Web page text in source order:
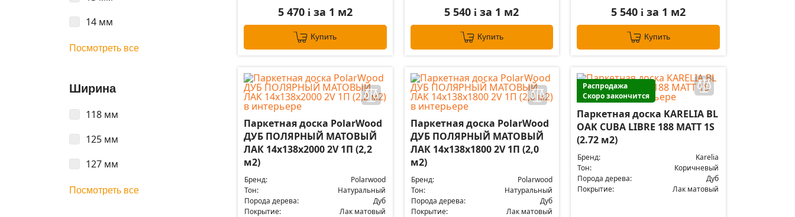
14 мм
Посмотреть все
Ширина
118 мм
125 мм
127 мм
Посмотреть все
5 470 iза 1 м2
Купить
5 540i за 1 м2
Купить
5 540i за 1 м2
Купить
Паркетная доска PolarWood
ДУБ ПОЛЯРНЫЙ МАТОВЫЙ
ЛАК 14x138x2000 2V 1П (2,2
м2)
Бренд:
Polarwood
Тон:
Натуральный
Порода дерева:
Дуб
Покрытие:
Лак матовый
Паркетная доска PolarWood
ДУБ ПОЛЯРНЫЙ МАТОВЫЙ
ЛАК 14x138x1800 2V 1П (2,0
м2)
Бренд:
Polarwood
Тон:
Натуральный
Порода дерева:
Дуб
Покрытие:
Лак матовый
Распродажа
Скоро закончится
Паркетная доска KARELIA BL
OAK CUBA LIBRE 188 MATT 1S
(2.72 м2)
Бренд:
Karelia
Тон:
Коричневый
Порода дерева:
Дуб
Покрытие:
Лак матовый